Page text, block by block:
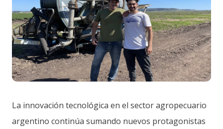
La innovación tecnológica en el sector agropecuario
argentino continúa sumando nuevos protagonistas